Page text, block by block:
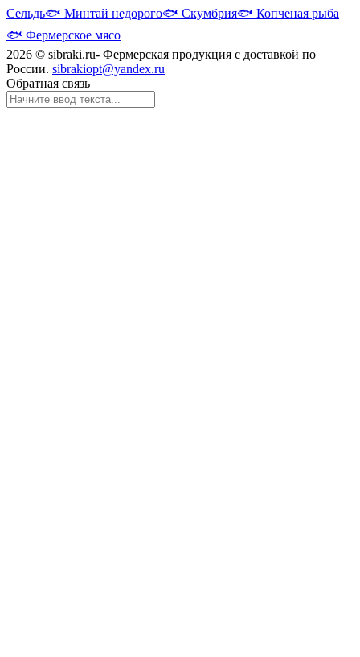
Сельдь🐟 Минтай недорого🐟 Скумбрия🐟 Копченая рыба
🐟 Фермерское мясо
2026 © sibraki.ru- Фермерская продукция с доставкой по
России. sibrakiopt@yandex.ru
Обратная связь